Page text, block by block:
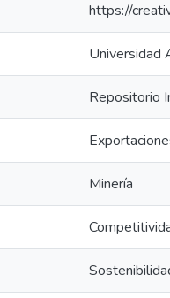
https://
Universidad
Repositorio
Minería